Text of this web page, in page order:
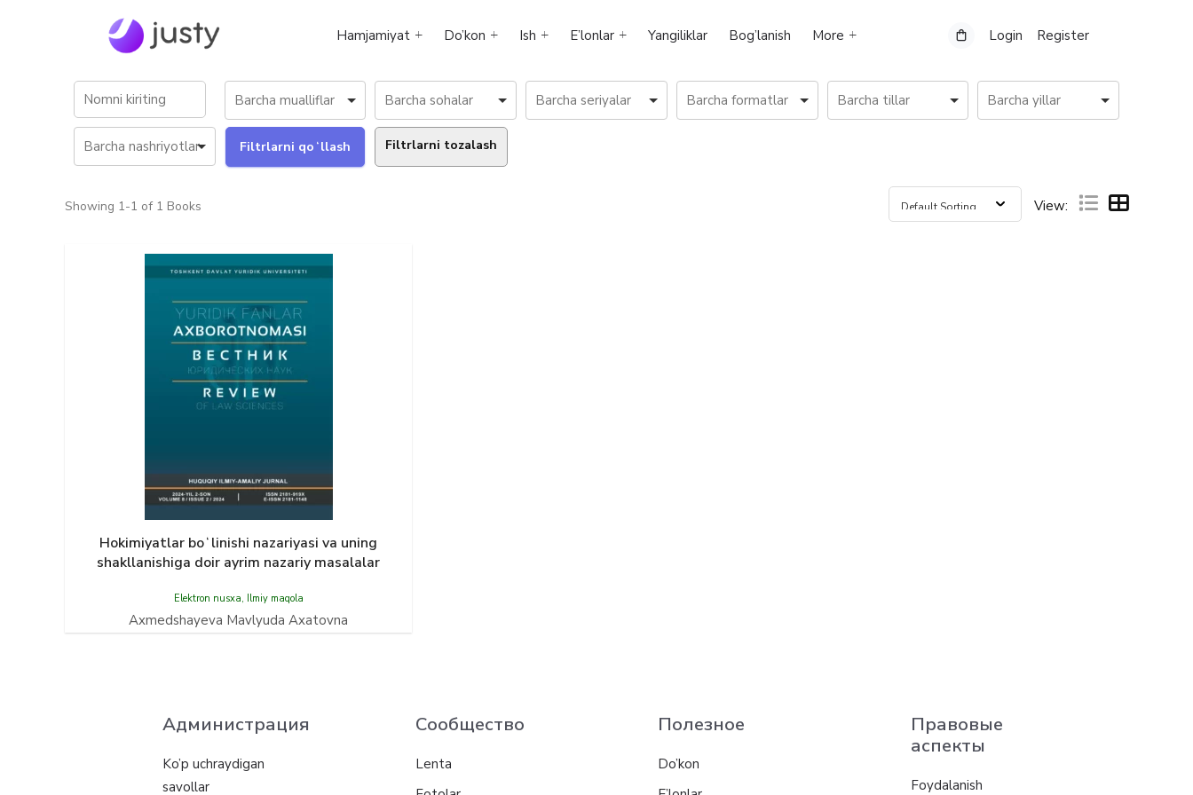
Hamjamiyat Do’kon Ish E’lonlar Yangiliklar Bog’lanish More Login Register
Filtrlarni tozalash
Showing 1-1 of 1 Books View:
Hokimiyatlar boʻlinishi nazariyasi va uning
shakllanishiga doir ayrim nazariy masalalar
Elektron nusxa, Ilmiy maqola
Axmedshayeva Mavlyuda Axatovna
Администрация
Ko’p uchraydigan
savollar
Сообщество
Lenta
Полезное
Do’kon
Правовые
аспекты
Foydalanish